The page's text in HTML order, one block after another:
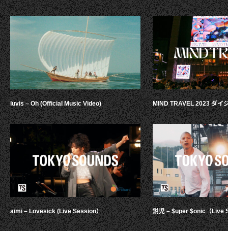
luvis – Oh (Official Music Video)
aimi – Lovesick (Live Session）
MIND TRAVEL 2023 ダイ
鋭児 – $uper $onic（Live